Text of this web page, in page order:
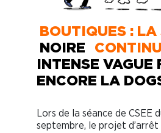
BOUTIQUES : LA
NOIRE
INTENSE VAGUE
ENCORE LA
Lors de la séance de CSEE
septembre, le projet d’arrêt